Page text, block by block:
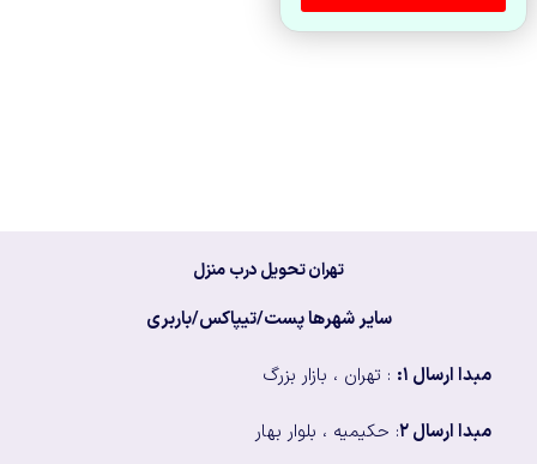
تهران تحویل درب منزل
سایر شهرها پست/تیپاکس/باربری
مبدا ارسال ۱: : تهران ، بازار بزرگ
مبدا ارسال ۲ : حکیمیه ، بلوار بهار